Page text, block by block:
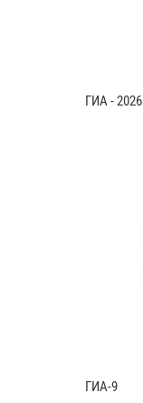
ГИА - 2026
ГИА-9